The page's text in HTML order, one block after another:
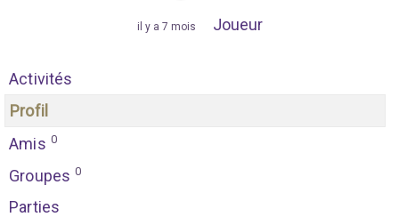
il y a 7 mois Joueur
Activités
Profil
Amis 0
Groupes 0
Parties